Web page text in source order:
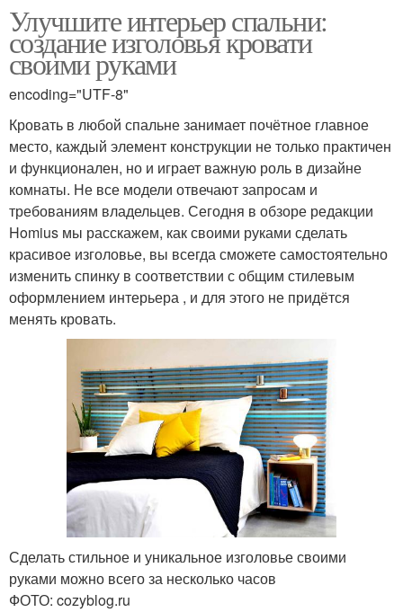
Улучшите интерьер спальни:
создание изголовья кровати
своими руками
encoding="UTF-8"
Кровать в любой спальне занимает почётное главное
место, каждый элемент конструкции не только практичен
и функционален, но и играет важную роль в дизайне
комнаты. Не все модели отвечают запросам и
требованиям владельцев. Сегодня в обзоре редакции
Homius мы расскажем, как своими руками сделать
красивое изголовье, вы всегда сможете самостоятельно
изменить спинку в соответствии с общим стилевым
оформлением интерьера , и для этого не придётся
менять кровать.
Сделать стильное и уникальное изголовье своими
руками можно всего за несколько часов
ФОТО: cozyblog.ru